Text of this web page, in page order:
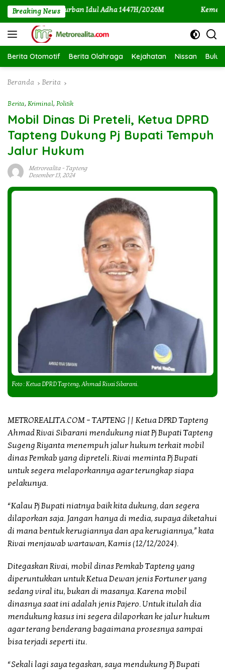
Langsung
Breaking News
Hewan Qurban Idul Adha 1447H/2026M Kemenag
Berita Otomotif Berita Olahraga Kejahatan Nissan
Beranda Berita
Berita, Kriminal, Politik
Mobil Dinas Di Preteli, Ketua DPRD
Tapteng Dukung Pj Bupati Tempuh
Jalur Hukum
Metrorealita - Tapteng
Desember 13, 2024
Foto : Ketua DPRD Tapteng, Ahmad Rivai Sibarani.
METROREALITA.COM – TAPTENG || Ketua DPRD Tapteng
Ahmad Rivai Sibarani mendukung niat Pj Bupati Tapteng
Sugeng Riyanta menempuh jalur hukum terkait mobil
dinas Pemkab yang dipreteli. Rivai meminta Pj Bupati
untuk segera melaporkannya agar terungkap siapa
pelakunya.
“Kalau Pj Bupati niatnya baik kita dukung, dan segera
dilaporkan saja. Jangan hanya di media, supaya diketahui
di mana bentuk kerugiannya dan apa kerugiannya,” kata
Rivai menjawab wartawan, Kamis (12/12/2024).
Ditegaskan Rivai, mobil dinas Pemkab Tapteng yang
diperuntukkan untuk Ketua Dewan jenis Fortuner yang
sedang viral itu, bukan di masanya. Karena mobil
dinasnya saat ini adalah jenis Pajero. Untuk itulah dia
mendukung kasus ini segera dilaporkan ke jalur hukum
agar terang benderang bagaimana prosesnya sampai
bisa terjadi seperti itu.
“Sekali lagi saya tegaskan, saya mendukung Pj Bupati